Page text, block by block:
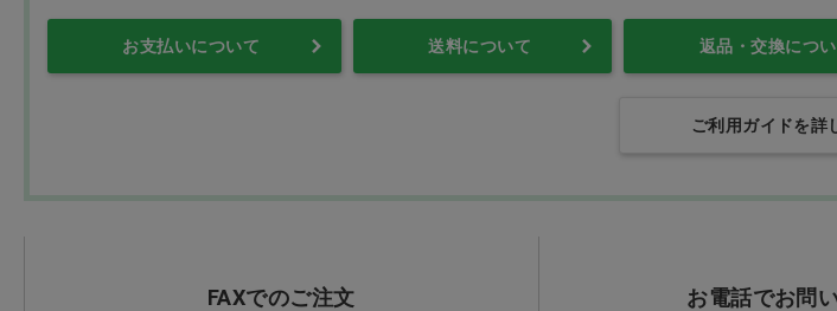
お支払いについて 送料について 返品・交換につ
ご利用ガイドを詳
FAXでのご注文 お電話でお問